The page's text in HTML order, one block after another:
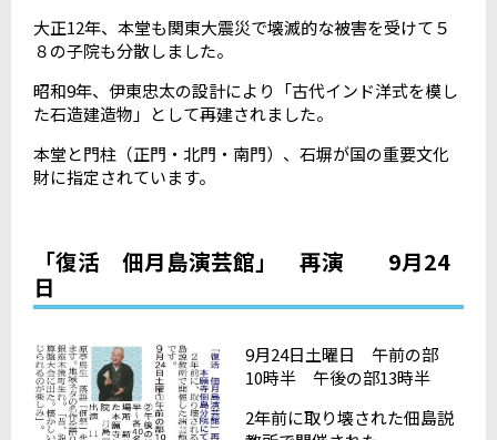
大正12年、本堂も関東大震災で壊滅的な被害を受けて５
８の子院も分散しました。
昭和9年、伊東忠太の設計により「古代インド洋式を模し
た石造建造物」として再建されました。
本堂と門柱（正門・北門・南門）、石塀が国の重要文化
財に指定されています。
「復活 佃月島演芸館」 再演 9月24
日
9月24日土曜日 午前の部
10時半 午後の部13時半
2年前に取り壊された佃島説